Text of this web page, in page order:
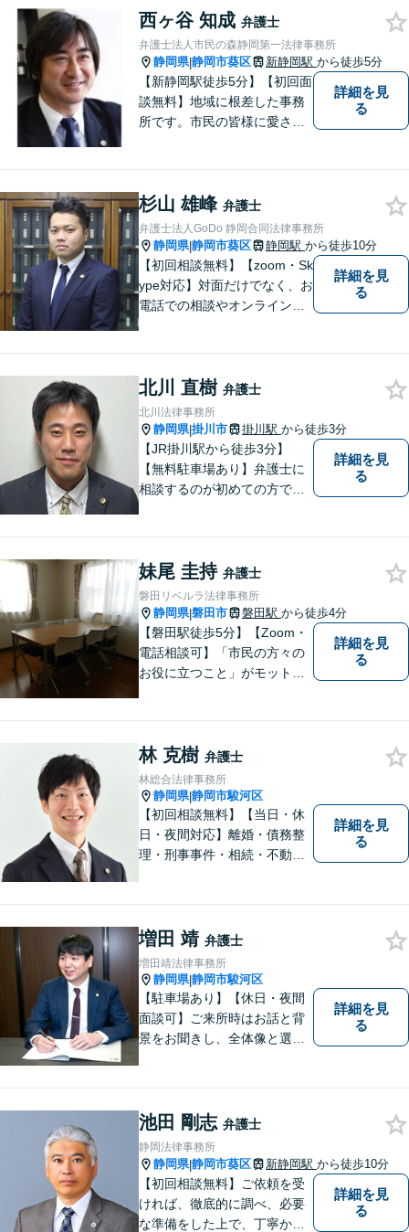
西ヶ谷 知成 弁護士
弁護士法人市民の森静岡第一法律事務所
静岡県|静岡市葵区 新静岡駅 から徒歩5分
【新静岡駅徒歩5分】【初回面
談無料】地域に根差した事務
所です。市民の皆様に愛され
軽にご連絡ください。
詳細を見
る
杉山 雄峰 弁護士
弁護士法人GoDo 静岡合同法律事務所
静岡県|静岡市葵区 静岡駅 から徒歩10分
【初回相談無料】【zoom・Sk
ype対応】対面だけでなく、お
電話での相談やオンライン相
だける最善の解決を目指しま
す。【ウェブ予約システムで
迅速な対応】
詳細を見
る
北川 直樹 弁護士
北川法律事務所
静岡県|掛川市 掛川駅 から徒歩3分
【JR掛川駅から徒歩3分】
【無料駐車場あり】弁護士に
相談するのが初めての方でも
には、可能な限り早く解決に
至るよう迅速に対応いたしま
す。まずはお気軽にご相談く
ださい。
詳細を見
る
妹尾 圭持 弁護士
磐田リベルラ法律事務所
静岡県|磐田市 磐田駅 から徒歩4分
【磐田駅徒歩5分】【Zoom・
電話相談可】「市民の方々の
お役に立つこと」がモットー
らゆる問題に真摯に向き合っ
てまいります。【駐車場あ
り】
詳細を見
る
林 克樹 弁護士
林総合法律事務所
静岡県|静岡市駿河区
【初回相談無料】【当日・休
日・夜間対応】離婚・債務整
理・刑事事件・相続・不動産
す。法人・個人事業主の事業
再建・債務整理の問題解決に
自信があります。
詳細を見
る
増田 靖 弁護士
増田靖法律事務所
静岡県|静岡市駿河区
【駐車場あり】【休日・夜間
面談可】ご来所時はお話と背
景をお聞きし、全体像と選択
ください。
詳細を見
る
池田 剛志 弁護士
静岡法律事務所
静岡県|静岡市葵区 新静岡駅 から徒歩10分
【初回相談無料】ご依頼を受
ければ、徹底的に調べ、必要
な準備をした上で、丁寧かつ
詳細を見
る